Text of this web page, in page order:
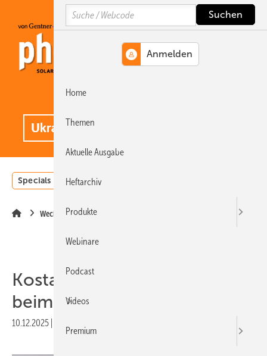
Hauptinhalt
Hauptmenü
SiteSearch
Specials Einstrahlungsatlas
Wechselrichter
Kostal erhöht Eingangsstrom
beim Plenticore Plus G2
10.12.2025
Search
Home
Themen
Aktuelle Ausgabe
Heftarchiv
Produkte
Webinare
Podcast
Videos
Premium